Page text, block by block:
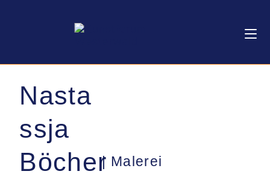
Nasta
ssja
Böcher| Malerei